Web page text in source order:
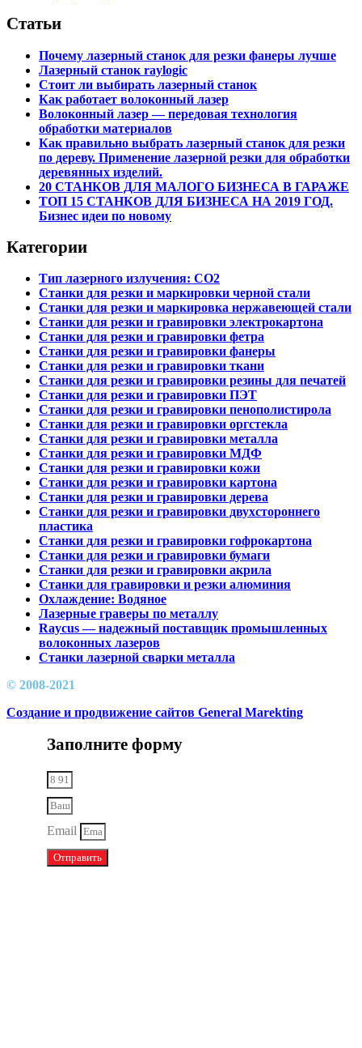
Статьи
Почему лазерный станок для резки фанеры лучше
Лазерный станок raylogic
Стоит ли выбирать лазерный станок
Как работает волоконный лазер
Волоконный лазер — передовая технология
обработки материалов
Как правильно выбрать лазерный станок для резки
по дереву. Применение лазерной резки для обработки
деревянных изделий.
20 СТАНКОВ ДЛЯ МАЛОГО БИЗНЕСА В ГАРАЖЕ
ТОП 15 СТАНКОВ ДЛЯ БИЗНЕСА НА 2019 ГОД.
Бизнес идеи по новому
Категории
Тип лазерного излучения: СО2
Станки для резки и маркировки черной стали
Станки для резки и маркировка нержавеющей стали
Станки для резки и гравировки электрокартона
Станки для резки и гравировки фетра
Станки для резки и гравировки фанеры
Станки для резки и гравировки ткани
Станки для резки и гравировки резины для печатей
Станки для резки и гравировки ПЭТ
Станки для резки и гравировки пенополистирола
Станки для резки и гравировки оргстекла
Станки для резки и гравировки металла
Станки для резки и гравировки МДФ
Станки для резки и гравировки кожи
Станки для резки и гравировки картона
Станки для резки и гравировки дерева
Станки для резки и гравировки двухстороннего
пластика
Станки для резки и гравировки гофрокартона
Станки для резки и гравировки бумаги
Станки для резки и гравировки акрила
Станки для гравировки и резки алюминия
Охлаждение: Водяное
Лазерные граверы по металлу
Raycus — надежный поставщик промышленных
волоконных лазеров
Cтанки лазерной сварки металла
© 2008-2021
Создание и продвижение сайтов General Marekting
Заполните форму
Email
Отправить